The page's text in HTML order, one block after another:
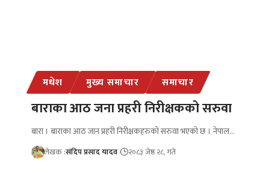
मधेश मुख्य समाचार समाचार
बाराका आठ जना प्रहरी निरीक्षकको सरुवा
बारा । बाराका आठ जान प्रहरी निरीक्षकहरुको सरुवा भएको छ । नेपाल…
लेखक :संदिप प्रसाद यादव २०८३ जेष्ठ २८, गते